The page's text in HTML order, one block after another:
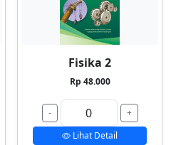
Fisika 2
Rp 48.000
-
+
Lihat Detail